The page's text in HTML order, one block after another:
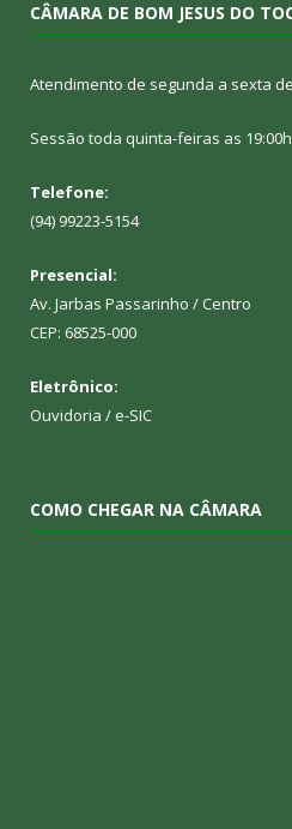
CÂMARA DE BOM JESUS DO
Atendimento de segunda a sexta
Sessão toda quinta-feiras as 19:00h
Telefone:
(94) 99223-5154
Presencial:
Av. Jarbas Passarinho / Centro
CEP: 68525-000
Eletrônico:
Ouvidoria / e-SIC
COMO CHEGAR NA CÂMARA